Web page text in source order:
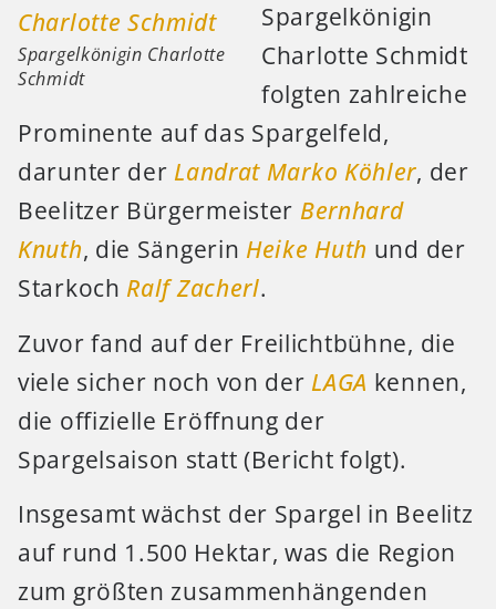
Spargelkönigin Charlotte
Schmidt
Spargelkönigin
Charlotte Schmidt
folgten zahlreiche
Prominente auf das Spargelfeld,
darunter der Landrat Marko Köhler, der
Beelitzer Bürgermeister Bernhard
Knuth, die Sängerin Heike Huth und der
Starkoch Ralf Zacherl.
Zuvor fand auf der Freilichtbühne, die
viele sicher noch von der LAGA kennen,
die offizielle Eröffnung der
Spargelsaison statt (Bericht folgt).
Insgesamt wächst der Spargel in Beelitz
auf rund 1.500 Hektar, was die Region
zum größten zusammenhängenden